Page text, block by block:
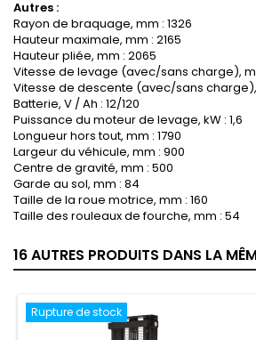
Autres :
Rayon de braquage, mm : 1326
Hauteur maximale, mm : 2165
Hauteur pliée, mm : 2065
Vitesse de levage (avec/sans charge),
Vitesse de descente (avec/sans
Batterie, V / Ah : 12/120
Puissance du moteur de levage, kW : 1,6
Longueur hors tout, mm : 1790
Largeur du véhicule, mm : 900
Centre de gravité, mm : 500
Garde au sol, mm : 84
Taille de la roue motrice, mm : 160
Taille des rouleaux de fourche, mm : 54
16 AUTRES PRODUITS DANS LA
Rupture de stock